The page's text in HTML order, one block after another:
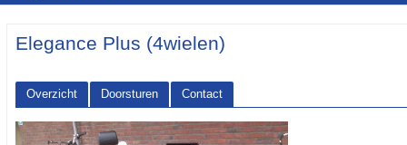
Elegance Plus (4wielen)
Overzicht Doorsturen
Contact
<< Terug naar het advertentie overzicht